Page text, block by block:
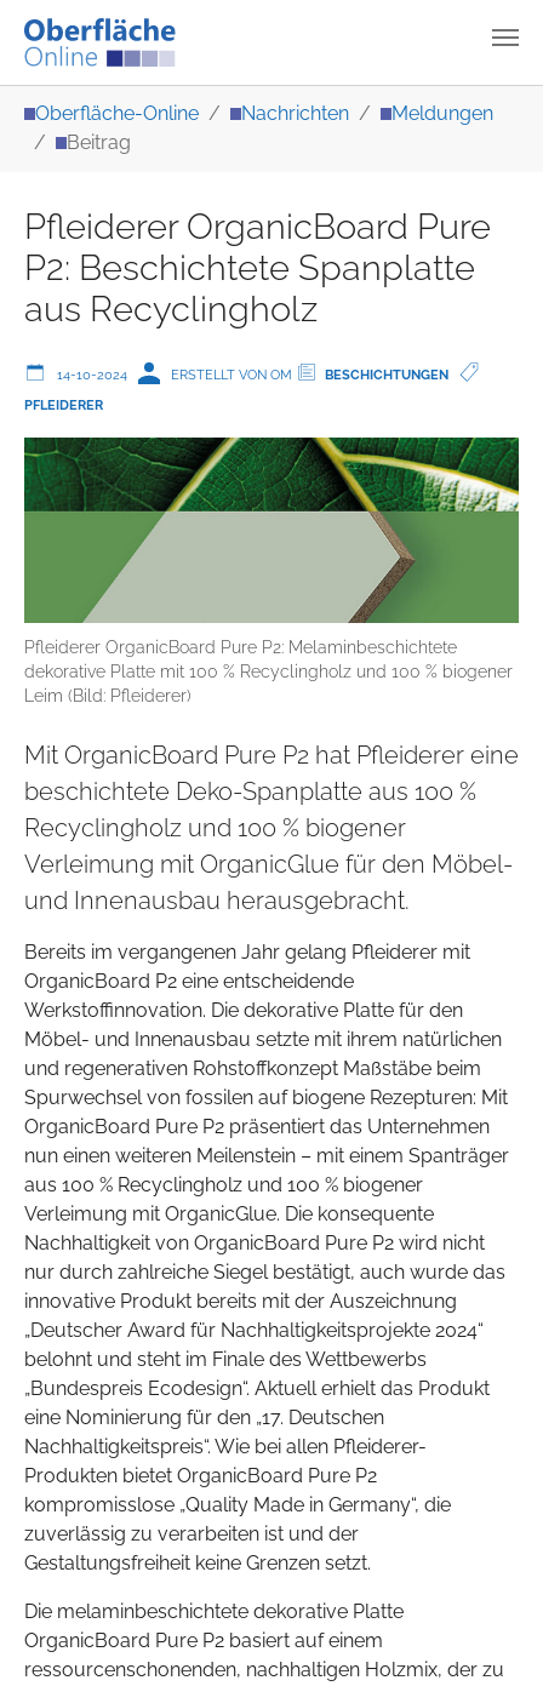
Oberfläche-Online Nachrichten
Meldungen
Beitrag
Pfleiderer OrganicBoard Pure
P2: Beschichtete Spanplatte
aus Recyclingholz
14-10-2024 ERSTELLT VON OM
BESCHICHTUNGEN
PFLEIDERER
Pfleiderer OrganicBoard Pure P2: Melaminbeschichtete
dekorative Platte mit 100 % Recyclingholz und 100 % biogener
Leim (Bild: Pfleiderer)
Mit OrganicBoard Pure P2 hat Pfleiderer eine
beschichtete Deko-Spanplatte aus 100 %
Recyclingholz und 100 % biogener
Verleimung mit OrganicGlue für den Möbel-
und Innenausbau herausgebracht.
Bereits im vergangenen Jahr gelang Pfleiderer mit
OrganicBoard P2 eine entscheidende
Werkstoffinnovation. Die dekorative Platte für den
Möbel- und Innenausbau setzte mit ihrem natürlichen
und regenerativen Rohstoffkonzept Maßstäbe beim
Spurwechsel von fossilen auf biogene Rezepturen: Mit
OrganicBoard Pure P2 präsentiert das Unternehmen
nun einen weiteren Meilenstein – mit einem Spanträger
aus 100 % Recyclingholz und 100 % biogener
Verleimung mit OrganicGlue. Die konsequente
Nachhaltigkeit von OrganicBoard Pure P2 wird nicht
nur durch zahlreiche Siegel bestätigt, auch wurde das
innovative Produkt bereits mit der Auszeichnung
„Deutscher Award für Nachhaltigkeitsprojekte 2024“
belohnt und steht im Finale des Wettbewerbs
„Bundespreis Ecodesign“. Aktuell erhielt das Produkt
eine Nominierung für den „17. Deutschen
Nachhaltigkeitspreis“. Wie bei allen Pfleiderer-
Produkten bietet OrganicBoard Pure P2
kompromisslose „Quality Made in Germany“, die
zuverlässig zu verarbeiten ist und der
Gestaltungsfreiheit keine Grenzen setzt.
Die melaminbeschichtete dekorative Platte
OrganicBoard Pure P2 basiert auf einem
ressourcenschonenden, nachhaltigen Holzmix, der zu